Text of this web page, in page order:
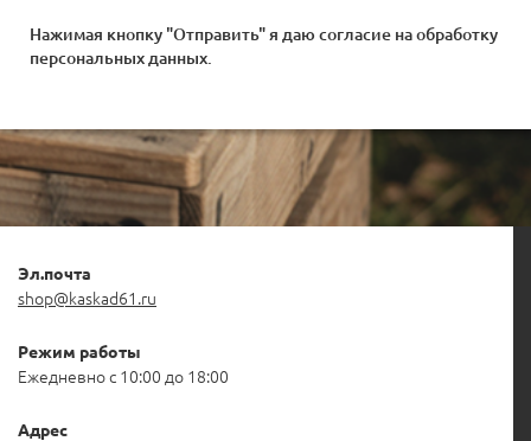
Нажимая кнопку "Отправить" я даю согласие наобработку
персональных данных
Эл.почта
shop@kaskad61.ru
Режим работы
Ежедневно с 10:00 до 18:00
Адрес